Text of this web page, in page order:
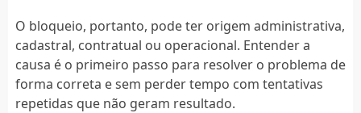
O bloqueio, portanto, pode ter origem administrativa,
cadastral, contratual ou operacional. Entender a
causa é o primeiro passo para resolver o problema de
forma correta e sem perder tempo com tentativas
repetidas que não geram resultado.